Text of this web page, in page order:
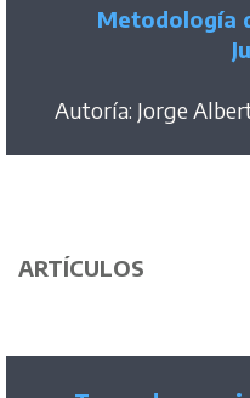
Metodología
Autoría: Jorge
ARTÍCULOS